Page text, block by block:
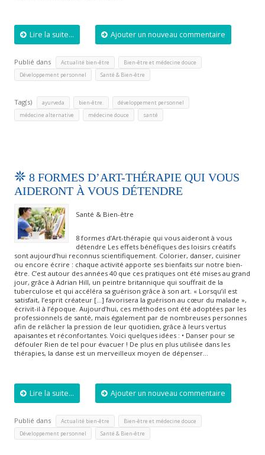
Lire la suite... Ajouter un nouveau commentaire
Publié dans Actualité bien-être Bien-être et médecine douce
Développement personnel Santé & Bien-être
Tag(s) ayurveda bien-être. développement personnel
médecine alternative médecine douce santé
8 FORMES D’ART-THÉRAPIE QUI VOUS
AIDERONT À VOUS DÉTENDRE
Santé & Bien-être
8 formes d’Art-thérapie qui vous aideront à vous
détendre Les effets bénéfiques des loisirs créatifs
sont aujourd’hui reconnus scientifiquement. Colorier, danser, cuisiner
ou encore écrire : chaque activité apporte ses bienfaits sur notre bien-
être. C’est autour des années 40 que ces pratiques ont été mises au grand
jour, grâce à Adrian Hill, un peintre britannique qui souffrait de la
tuberculose et qui accéléra sa guérison grâce à son art. « Lorsqu’il est
satisfait, l’esprit créateur […] favorisera la guérison au cœur du malade »,
écrivit-il à l’époque. Aujourd’hui, ces méthodes ont été adoptées par les
professionnels de santé, mais également par de nombreuses personnes
afin de relâcher la pression de leur quotidien, grâce à leurs vertus
apaisantes et réconfortantes. Voici quelques idées : • Danser pour se
défouler Rien de tel pour évacuer ! De plus en plus utilisée dans les
thérapies, la danse est un merveilleux moyen de dépenser…
Lire la suite... Ajouter un nouveau commentaire
Publié dans Actualité bien-être Bien-être et médecine douce
Développement personnel Santé & Bien-être